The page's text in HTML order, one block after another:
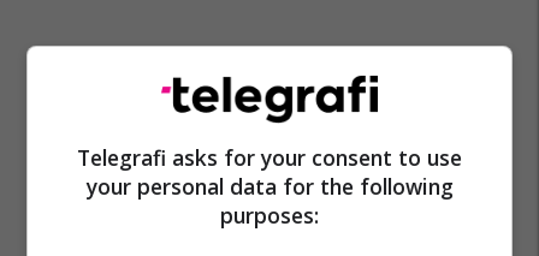
Kf Gjilani
Superliga E Kosovës
Telegrafi asks for your consent to use
your personal data for the following
purposes: